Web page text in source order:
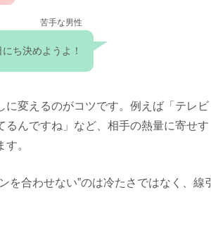
苦手な男性
ち決めようよ！
に変えるのがコツです。例えば「テレビ
るんですね」など、相手の熱量に寄せす
。
合わせない”のは冷たさではなく、線引